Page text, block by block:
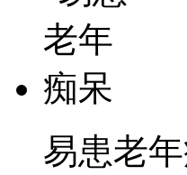
易患老